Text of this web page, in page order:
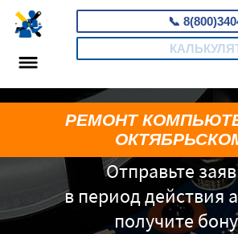
📞
Отправьте
в период действия
получите
РЕМОНТ